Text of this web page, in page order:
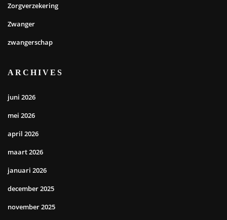
Zorgverzekering
Zwanger
zwangerschap
ARCHIVES
juni 2026
mei 2026
april 2026
maart 2026
januari 2026
december 2025
november 2025